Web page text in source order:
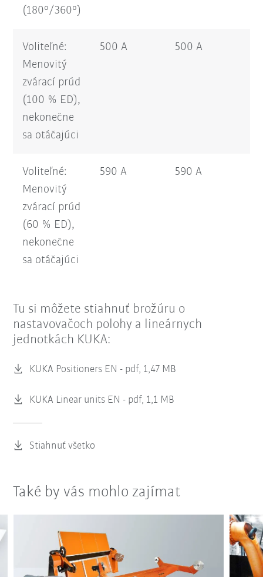
(180°/360°)
Voliteľné:
Menovitý
zvárací prúd
(100 % ED),
nekonečne
sa otáčajúci
500 A 500 A
Voliteľné:
Menovitý
zvárací prúd
(60 % ED),
nekonečne
sa otáčajúci
590 A 590 A
Tu si môžete stiahnuť brožúru o
nastavovačoch polohy a lineárnych
jednotkách KUKA:
KUKA Positioners EN - pdf, 1,47 MB
KUKA Linear units EN - pdf, 1,1 MB
Stiahnuť všetko
Také by vás mohlo zajímat